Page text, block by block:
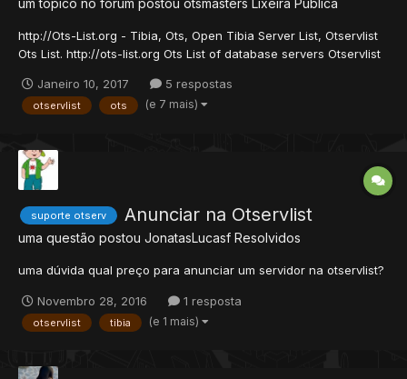
um tópico no fórum postou otsmasters Lixeira Pública
http://Ots-List.org - Tibia, Ots, Open Tibia Server List, Otservlist
Ots List. http://ots-list.org Ots List of database servers Otservlist
facilitate the owners Ots advertising, and thus acquiring players.
Adding server is completely fr...
Janeiro 10, 2017 5 respostas
otservlist ots (e 7 mais)
suporte otserv Anunciar na Otservlist
uma questão postou JonatasLucasf Resolvidos
uma dúvida qual preço para anunciar um servidor na otservlist?
Novembro 28, 2016 1 resposta
otservlist tibia (e 1 mais)